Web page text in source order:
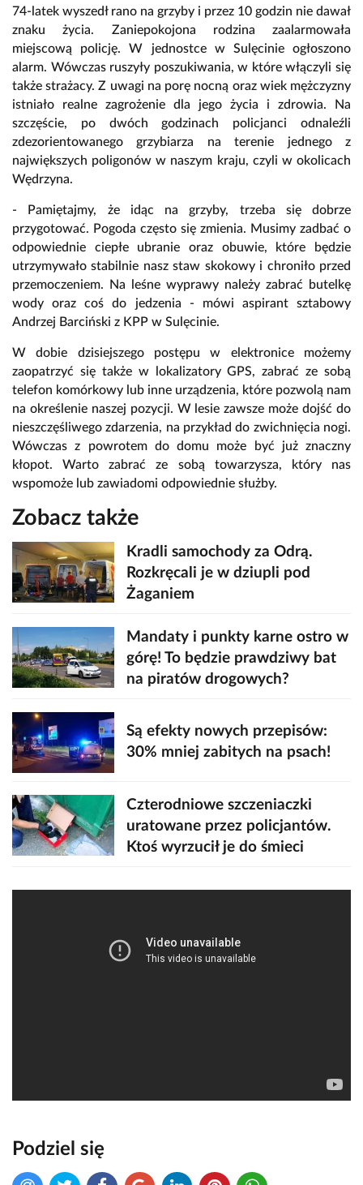
74-latek wyszedł rano na grzyby i przez 10 godzin nie dawał
znaku życia. Zaniepokojona rodzina zaalarmowała
miejscową policję. W jednostce w Sulęcinie ogłoszono
alarm. Wówczas ruszyły poszukiwania, w które włączyli się
także strażacy. Z uwagi na porę nocną oraz wiek mężczyzny
istniało realne zagrożenie dla jego życia i zdrowia. Na
szczęście, po dwóch godzinach policjanci odnaleźli
zdezorientowanego grzybiarza na terenie jednego z
największych poligonów w naszym kraju, czyli w okolicach
Wędrzyna.
- Pamiętajmy, że idąc na grzyby, trzeba się dobrze
przygotować. Pogoda często się zmienia. Musimy zadbać o
odpowiednie ciepłe ubranie oraz obuwie, które będzie
utrzymywało stabilnie nasz staw skokowy i chroniło przed
przemoczeniem. Na leśne wyprawy należy zabrać butelkę
wody oraz coś do jedzenia - mówi aspirant sztabowy
Andrzej Barciński z KPP w Sulęcinie.
W dobie dzisiejszego postępu w elektronice możemy
zaopatrzyć się także w lokalizatory GPS, zabrać ze sobą
telefon komórkowy lub inne urządzenia, które pozwolą nam
na określenie naszej pozycji. W lesie zawsze może dojść do
nieszczęśliwego zdarzenia, na przykład do zwichnięcia nogi.
Wówczas z powrotem do domu może być już znaczny
kłopot. Warto zabrać ze sobą towarzysza, który nas
wspomoże lub zawiadomi odpowiednie służby.
Zobacz także
Kradli samochody za Odrą.
Rozkręcali je w dziupli pod
Żaganiem
Mandaty i punkty karne ostro w
górę! To będzie prawdziwy bat
na piratów drogowych?
Są efekty nowych przepisów:
30% mniej zabitych na psach!
Czterodniowe szczeniaczki
uratowane przez policjantów.
Ktoś wyrzucił je do śmieci
Podziel się